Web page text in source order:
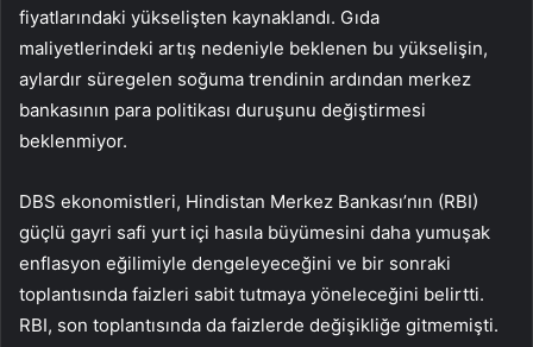
fiyatlarındaki yükselişten kaynaklandı. Gıda
maliyetlerindeki artış nedeniyle beklenen bu yükselişin,
aylardır süregelen soğuma trendinin ardından merkez
bankasının para politikası duruşunu değiştirmesi
beklenmiyor.
DBS ekonomistleri, Hindistan Merkez Bankası’nın (RBI)
güçlü gayri safi yurt içi hasıla büyümesini daha yumuşak
enflasyon eğilimiyle dengeleyeceğini ve bir sonraki
toplantısında faizleri sabit tutmaya yöneleceğini belirtti.
RBI, son toplantısında da faizlerde değişikliğe gitmemişti.